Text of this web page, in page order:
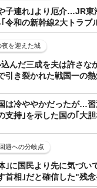
子連れ｣より厄介…JR東
令和の新幹線2大トラブ
を迎えた城
んだ三成を夫は許さ
引き裂かれた戦国一の
は冷ややかだったが…
支持｣を示した国の｢大
避への分岐点
｣に国民より先に気づ
首相｣だと確信した"残